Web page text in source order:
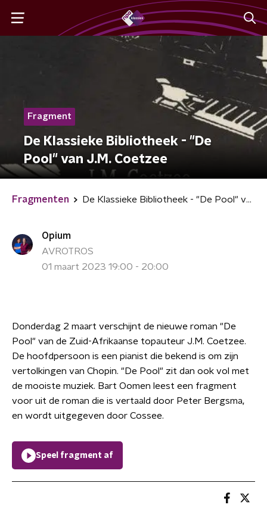
Fragment
De Klassieke Bibliotheek - "De
Pool" van J.M. Coetzee
Fragmenten De Klassieke Bibliotheek - "De Pool" van J.M. Coetzee
Opium
AVROTROS
01 maart 2023 19:00 - 20:00
Donderdag 2 maart verschijnt de nieuwe roman "De
Pool" van de Zuid-Afrikaanse topauteur J.M. Coetzee.
De hoofdpersoon is een pianist die bekend is om zijn
vertolkingen van Chopin. "De Pool" zit dan ook vol met
de mooiste muziek. Bart Oomen leest een fragment
voor uit de roman die is vertaald door Peter Bergsma,
en wordt uitgegeven door Cossee.
Speel fragment af